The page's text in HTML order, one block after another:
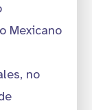
Mexicano
no